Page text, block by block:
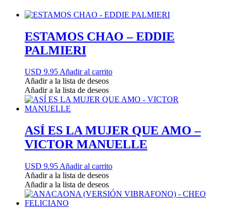
ESTAMOS CHAO – EDDIE
PALMIERI
USD 9.95Añadir al carrito
Añadir a la lista de deseos
Añadir a la lista de deseos
ASÍ ES LA MUJER QUE AMO –
VICTOR MANUELLE
USD 9.95 Añadir al carrito
Añadir a la lista de deseos
Añadir a la lista de deseos